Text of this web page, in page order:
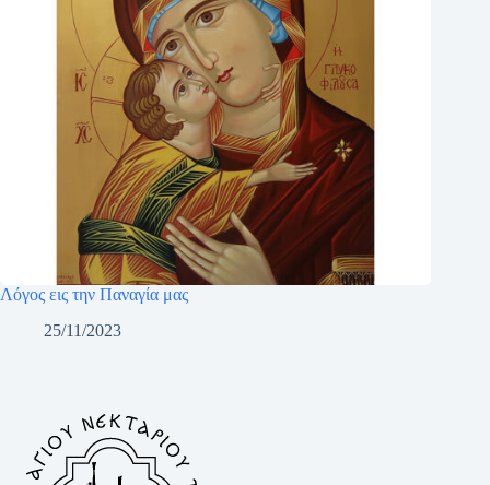
Λόγος εις την Παναγία μας
25/11/2023